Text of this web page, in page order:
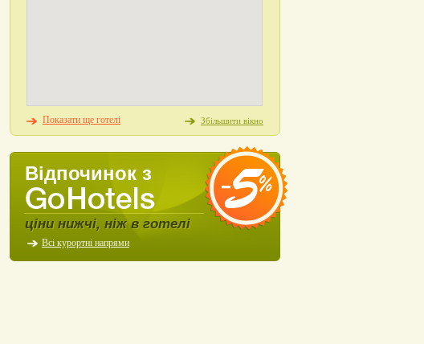
Показати ще готелі Збільшити вікно
Відпочинок з
ціни нижчі, ніж в готелі
Всі курортні напрями